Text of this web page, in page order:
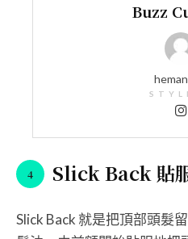
Buzz
Slick Back 貼
Slick Back 就是把頂部頭髮